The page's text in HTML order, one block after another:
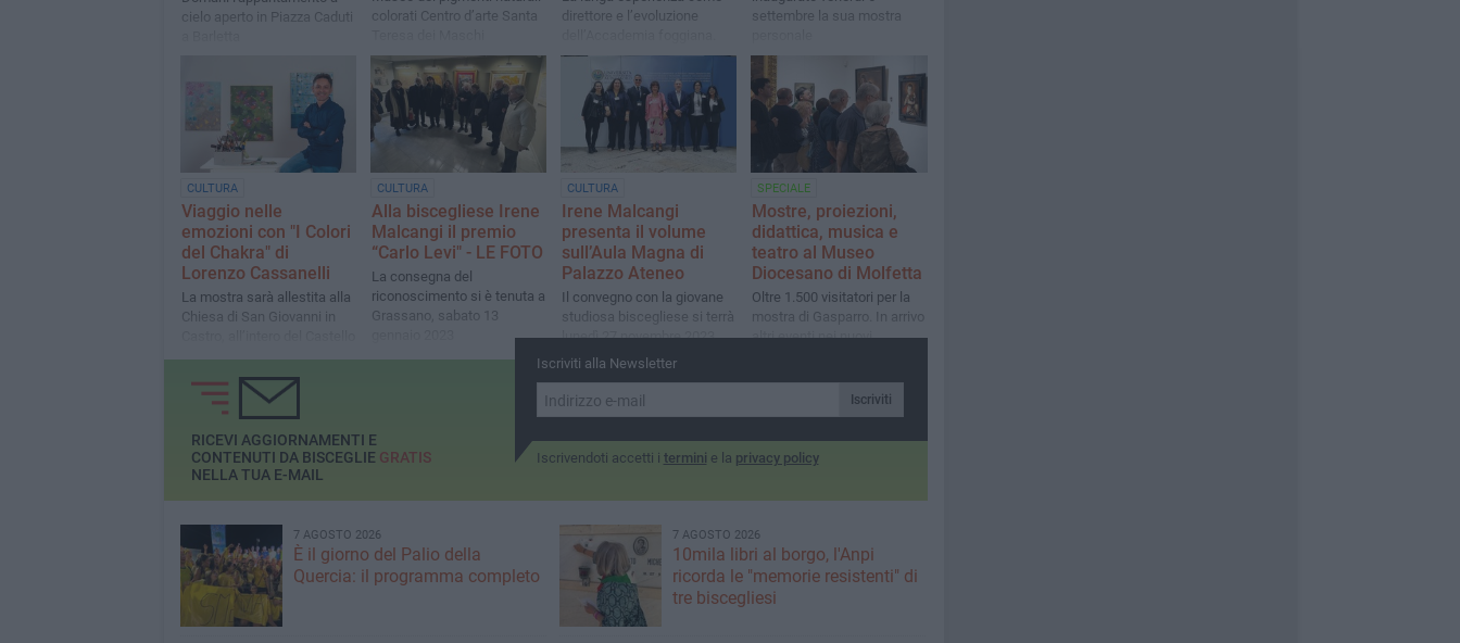
cielo aperto in Piazza Caduti
colorati Centro d’arte Santa
direttore e l’evoluzione
Ora, un nuovo capitolo come
docente presso l'Accademia
di Bari
settembre la sua mostra
CULTURA
Viaggio nelle
emozioni con "I Colori
del Chakra" di
Lorenzo Cassanelli
La mostra sarà allestita alla
Chiesa di San Giovanni in
Svevo Angioino di Bisceglie,
dal 30 luglio al 4 agosto
2024
CULTURA
Alla biscegliese Irene
Malcangi il premio
“Carlo Levi" - LE FOTO
La consegna del
riconoscimento si è tenuta a
Grassano, sabato 13
CULTURA
Irene Malcangi
presenta il volume
sull’Aula Magna di
Palazzo Ateneo
Il convegno con la giovane
studiosa biscegliese si terrà
lunedì 27 novembre 2023
presso l’Università degli
SPECIALE
Mostre, proiezioni,
didattica, musica e
teatro al Museo
Diocesano di Molfetta
Oltre 1.500 visitatori per la
mostra di Gasparro. In arrivo
altri eventi nei nuovi
ATI “Arte in Arte”
Iscriviti alla Newsletter
Iscriviti
Iscrivendoti accetti i termini e la privacy policy
RICEVI AGGIORNAMENTI E
CONTENUTI DA BISCEGLIE GRATIS
NELLA TUA E-MAIL
7 AGOSTO 2026
È il giorno del Palio della
Quercia: il programma completo
7 AGOSTO 2026
10mila libri al borgo, l'Anpi
ricorda le "memorie resistenti" di
tre biscegliesi